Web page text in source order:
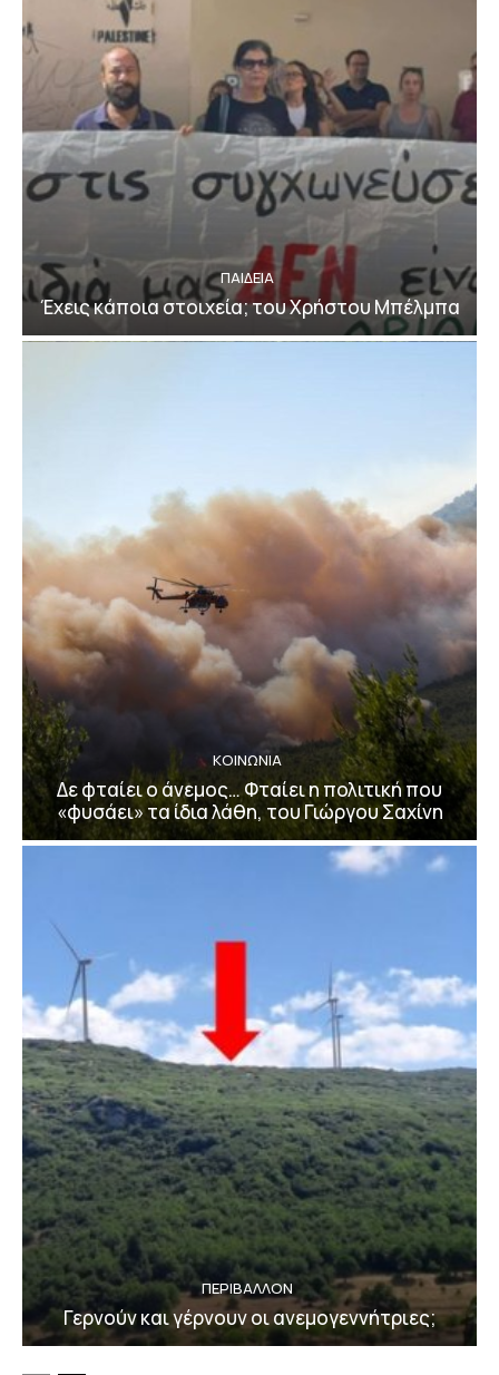
ΠΑΙΔΕΙΑ
Έχεις κάποια στοιχεία; του Χρήστου Μπέλμπα
ΚΟΙΝΩΝΙΑ
Δε φταίει ο άνεμος… Φταίει η πολιτική που
«φυσάει» τα ίδια λάθη, του Γιώργου Σαχίνη
ΠΕΡΙΒΆΛΛΟΝ
Γερνούν και γέρνουν οι ανεμογεννήτριες;